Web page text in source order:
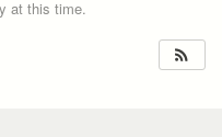
at this time.